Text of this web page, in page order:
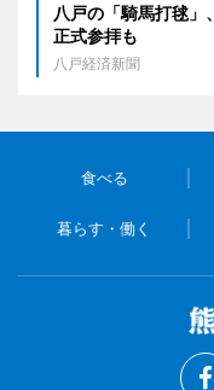
八戸の「騎馬打毬
正式参拝も
八戸経済新聞
食べる
暮らす・働く